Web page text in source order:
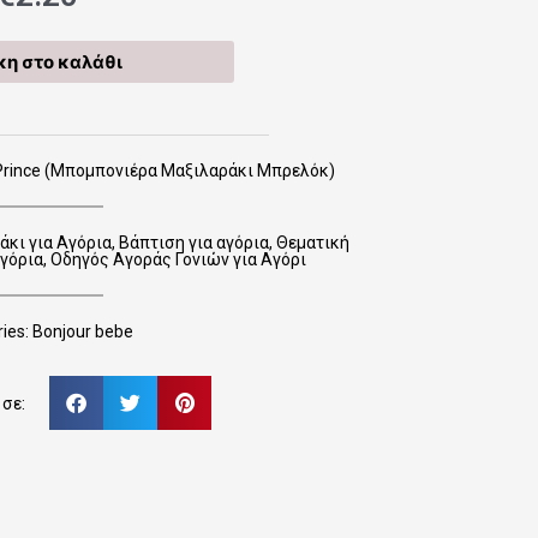
στο καλάθι
(Μπομπονιέρα Μαξιλαράκι Μπρελόκ)
για Αγόρια, Βάπτιση για αγόρια, Θεματική
, Οδηγός Αγοράς Γονιών για Αγόρι
Bonjour bebe